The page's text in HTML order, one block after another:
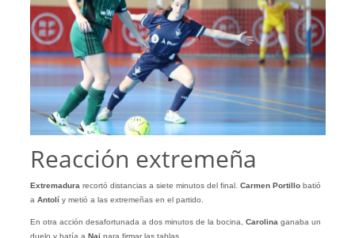
Reacción extremeña
Extremadura recortó distancias a siete minutos del final. Carmen Portillobatió
a Antolíy metió a las extremeñas en el partido.
En otra acción desafortunada a dos minutos de la bocina, Carolina ganaba un
duelo y batía a Nai para firmar las tablas.